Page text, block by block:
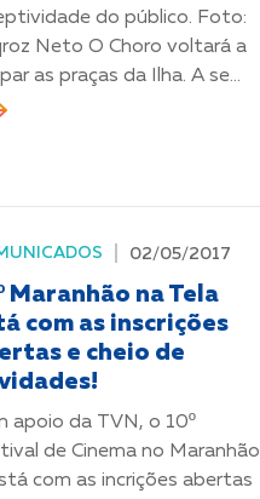
do público. Foto:
Neto O Choro voltará a
as praças da Ilha. A se...
02/05/2017
Maranhão na Tela
com as inscrições
e cheio de
apoio da TVN, o 10º
de Cinema no Maranhão
com as incrições abertas